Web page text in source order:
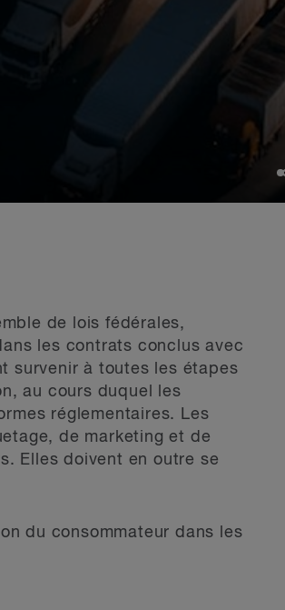
de lois fédérales,
les contrats conclus avec
survenir à toutes les étapes
au cours duquel les
réglementaires. Les
de marketing et de
Elles doivent en outre se
du consommateur dans les